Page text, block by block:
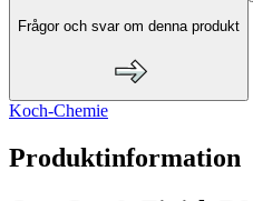
Frågor och svar om denna produkt
Koch-Chemie
Produktinformation